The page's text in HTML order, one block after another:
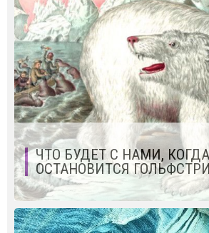
ЧТО БУДЕТ С НАМИ, КОГДА
ОСТАНОВИТСЯ